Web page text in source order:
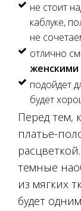
не стоит
каблуке,
не
отлично
подойдет
будет
Перед тем,
платье-
темные
из мягких
будет